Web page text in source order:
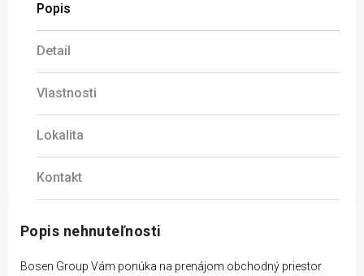
Popis
Detail
Vlastnosti
Lokalita
Kontakt
Popis nehnuteľnosti
Bosen Group Vám ponúka na prenájom obchodný priestor